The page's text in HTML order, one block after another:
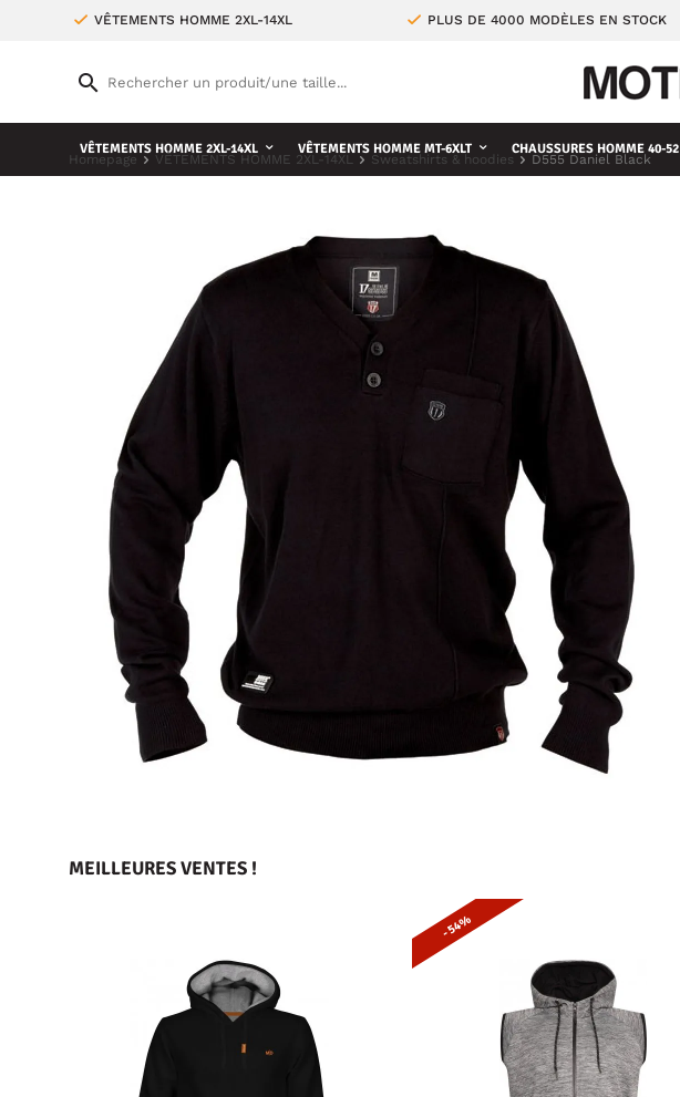
VÊTEMENTS HOMME 2XL-14XL PLUS DE 4000 MODÈLES EN STOCK
VÊTEMENTS HOMME 2XL-14XL VÊTEMENTS HOMME MT-6XLT CHAUSSURES HOMME 40-52
Homepage VÊTEMENTS HOMME 2XL-14XL Sweatshirts & hoodies D555 Daniel Black
MEILLEURES VENTES !
- 54%